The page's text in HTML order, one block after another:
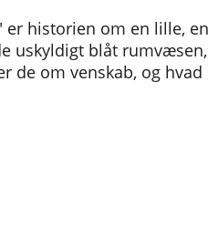
er historien om en lille,
uskyldigt blåt
de om venskab, og